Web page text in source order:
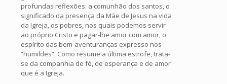
profundas reflexões: a comunhão dos santos, o
significado da presença da Mãe de Jesus na vida
da Igreja, os pobres, nos quais podemos servir
ao próprio Cristo e pagar-lhe amor com amor, o
espírito das bem-aventuranças expresso nos
“humildes”. Como resume a última estrofe, trata-
se da companhia de fé, de esperança e de amor
que é a Igreja.